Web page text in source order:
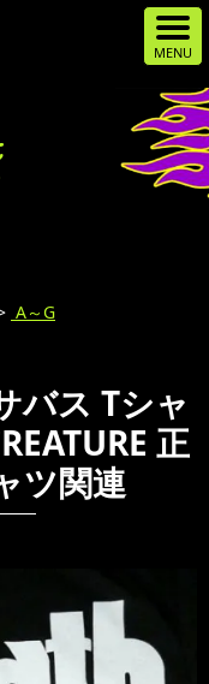
A～G
バス Tシャ
正
ツ関連